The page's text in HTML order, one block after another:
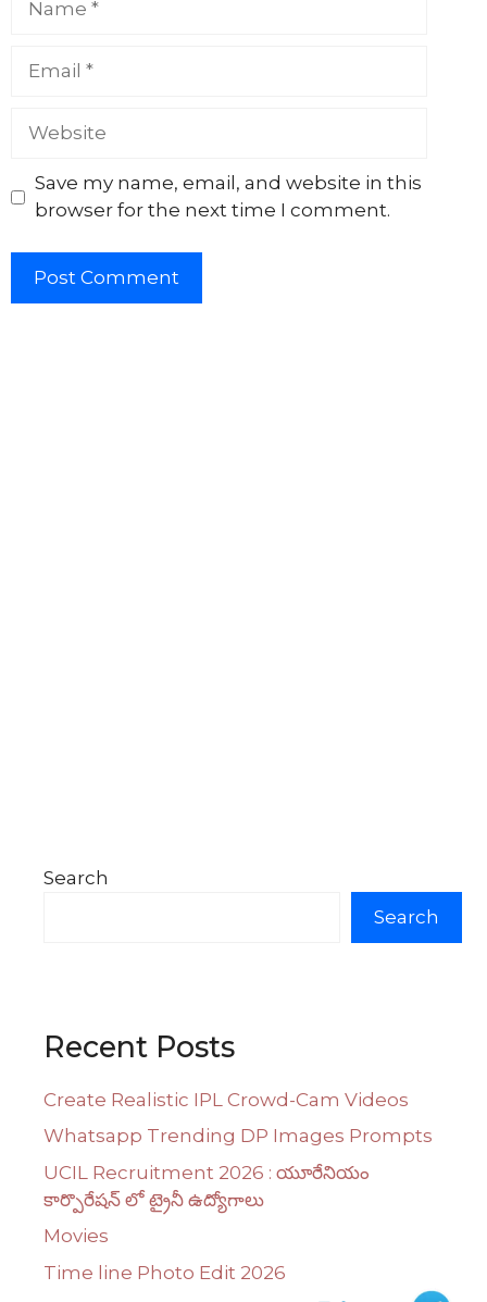
Website
Save my name, email, and website in this
browser for the next time I comment.
Search
Search
Recent Posts
Create Realistic IPL Crowd-Cam Videos
Whatsapp Trending DP Images Prompts
UCIL Recruitment 2026 : యూరేనియం
కార్పొరేషన్ లో ట్రైనీ ఉద్యోగాలు
Movies
Time line Photo Edit 2026